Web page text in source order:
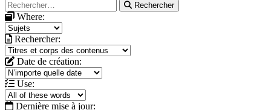
Rechercher
Where:
Rechercher:
Date de création:
Use:
Dernière mise à jour: